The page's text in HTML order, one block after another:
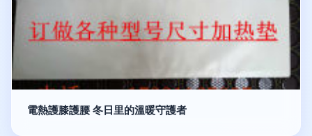
電熱護膝護腰 冬日里的溫暖守護者